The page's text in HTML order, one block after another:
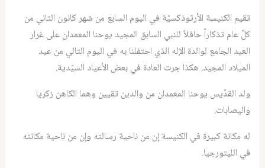
تقيم الكنيسة الأرثوذكسيّة في اليوم السابع من شهر كانون الثاني من
كلّ عام تذكاراً حافلاً للنبي السابق المجيد يوحنا المعمدان على غرار
العيد الجامع لوالدة الإله الذي احتفلنا به في اليوم التالي من عيد
الميلاد المجيد. هكذا جرت العادة في بعض الأعياد السيّدية.
ولد القدّيس يوحنا المعمدان من والدين تقيين وهما الكاهن زكريا
واليصابات.
له مكانة كبيرة في الكنيسة إن من ناحية رسالته وإن من ناحية مكانته
في الليتورجيا.